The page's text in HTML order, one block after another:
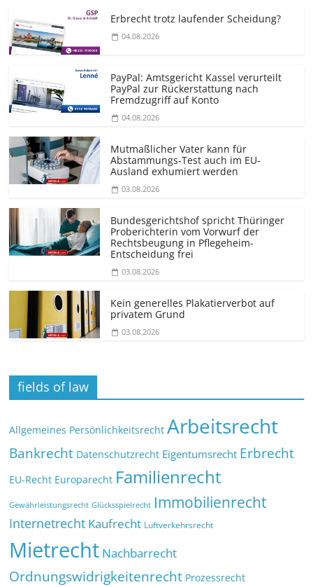
Erbrecht trotz laufender Scheidung?
04.08.2026
PayPal: Amtsgericht Kassel verurteilt
PayPal zur Rückerstattung nach
Fremdzugriff auf Konto
04.08.2026
Mutmaßlicher Vater kann für
Abstammungs-Test auch im EU-
Ausland exhumiert werden
03.08.2026
Bundesgerichtshof spricht Thüringer
Proberichterin vom Vorwurf der
Rechtsbeugung in Pflegeheim-
Entscheidung frei
03.08.2026
Kein generelles Plakatierverbot auf
privatem Grund
03.08.2026
fields of law
Allgemeines Persönlichkeitsrecht Arbeitsrecht
Bankrecht Datenschutzrecht Eigentumsrecht Erbrecht
EU-Recht Europarecht Familienrecht
Gewährleistungsrecht Glücksspielrecht Immobilienrecht
Internetrecht Kaufrecht Luftverkehrsrecht
Mietrecht Nachbarrecht
Ordnungswidrigkeitenrecht Prozessrecht